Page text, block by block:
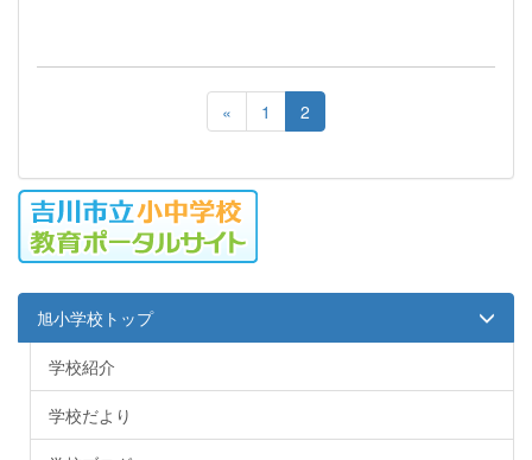
« 1 2
旭小学校トップ
学校紹介
学校だより